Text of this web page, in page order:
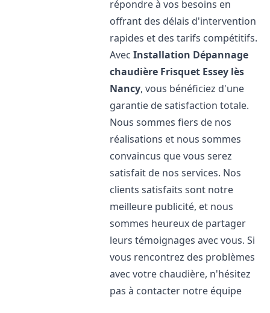
répondre à vos besoins en
offrant des délais d'intervention
rapides et des tarifs compétitifs.
AvecInstallation Dépannage
chaudière Frisquet Essey lès
Nancy, vous bénéficiez d'une
garantie de satisfaction totale.
Nous sommes fiers de nos
réalisations et nous sommes
convaincus que vous serez
satisfait de nos services. Nos
clients satisfaits sont notre
meilleure publicité, et nous
sommes heureux de partager
leurs témoignages avec vous. Si
vous rencontrez des problèmes
avec votre chaudière, n'hésitez
pas à contacter notre équipe